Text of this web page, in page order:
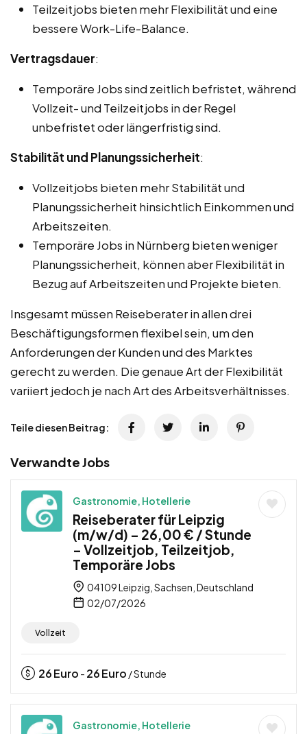
Teilzeitjobs bieten mehr Flexibilität und eine
bessere Work-Life-Balance.
Vertragsdauer:
Temporäre Jobs sind zeitlich befristet, während
Vollzeit- und Teilzeitjobs in der Regel
unbefristet oder längerfristig sind.
Stabilität und Planungssicherheit:
Vollzeitjobs bieten mehr Stabilität und
Planungssicherheit hinsichtlich Einkommen und
Arbeitszeiten.
Temporäre Jobs in Nürnberg bieten weniger
Planungssicherheit, können aber Flexibilität in
Bezug auf Arbeitszeiten und Projekte bieten.
Insgesamt müssen Reiseberater in allen drei
Beschäftigungsformen flexibel sein, um den
Anforderungen der Kunden und des Marktes
gerecht zu werden. Die genaue Art der Flexibilität
variiert jedoch je nach Art des Arbeitsverhältnisses.
Teile diesen Beitrag:
Verwandte Jobs
Gastronomie, Hotellerie
Reiseberater für Leipzig
(m/w/d) – 26,00 € / Stunde
– Vollzeitjob, Teilzeitjob,
Temporäre Jobs
04109 Leipzig, Sachsen, Deutschland
02/07/2026
Vollzeit
26Euro - 26Euro / Stunde
Gastronomie, Hotellerie